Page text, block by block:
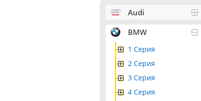
Audi
BMW
1 Серия
2 Серия
3 Серия
4 Серия